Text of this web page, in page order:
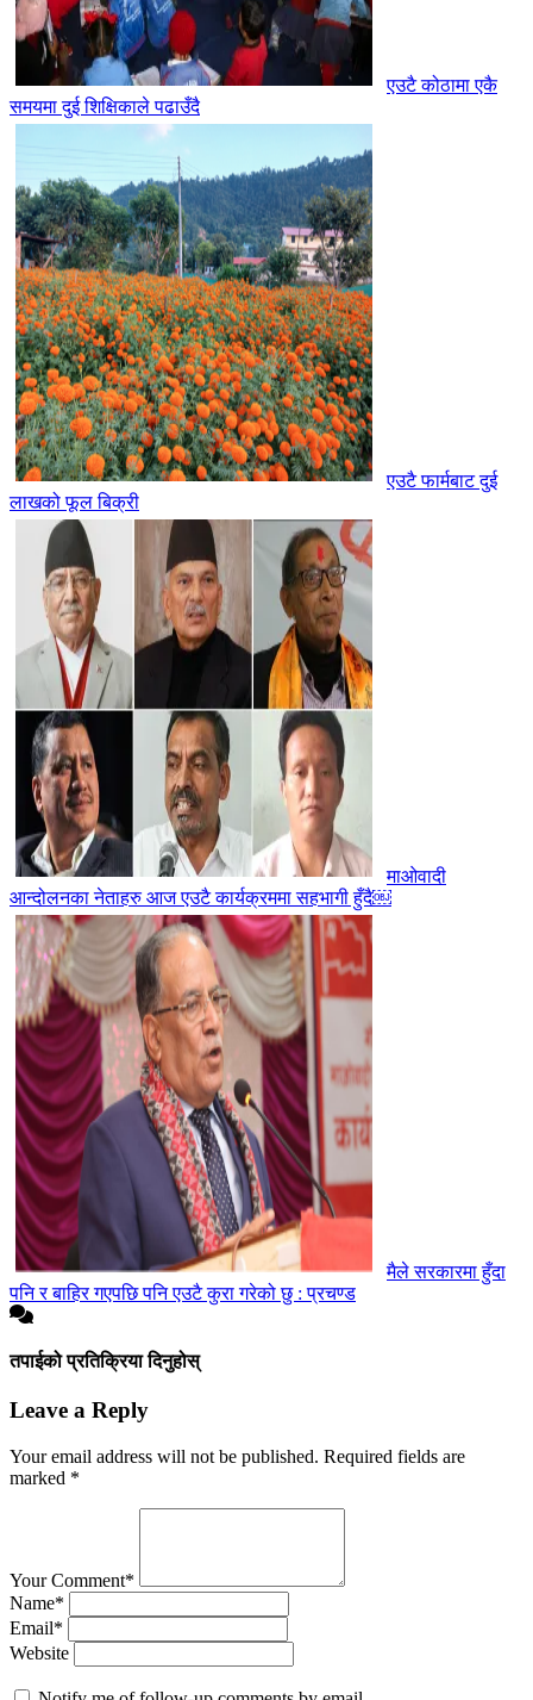
एउटै कोठामा एकै
समयमा दुई शिक्षिकाले पढाउँदै
एउटै फार्मबाट दुई
लाखको फूल बिक्री
माओवादी
आन्दोलनका नेताहरु आज एउटै कार्यक्रममा सहभागी हुँदै￼
मैले सरकारमा हुँदा
पनि र बाहिर गएपछि पनि एउटै कुरा गरेको छु : प्रचण्ड
तपाईको प्रतिक्रिया दिनुहोस्
Leave a Reply
Your email address will not be published. Required fields are
marked *
Your Comment*
Name*
Email*
Website